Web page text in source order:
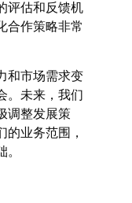
评估和反馈机
合作策略非常
和市场需求变
。未来，我们
调整发展策
的业务范围，